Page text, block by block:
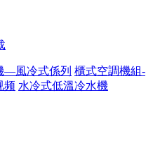
—風冷式係列 櫃式空調機組-
频 水冷式低溫冷水機